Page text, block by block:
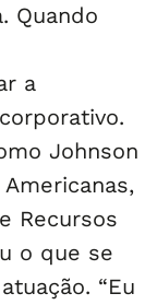
Quando
a
Johnson
Recursos
o que se
“Eu